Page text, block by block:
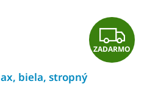
Z
A
ZADARMO
biela, stropný